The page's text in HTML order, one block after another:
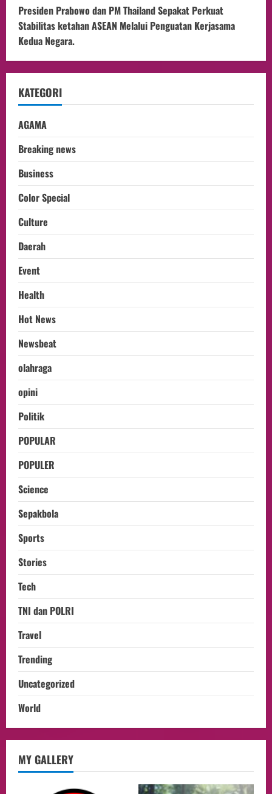
Presiden Prabowo dan PM Thailand Sepakat Perkuat
Stabilitas ketahan ASEAN Melalui Penguatan Kerjasama
Kedua Negara.
KATEGORI
AGAMA
Breaking news
Business
Color Special
Culture
Daerah
Event
Health
Hot News
Newsbeat
olahraga
opini
Politik
POPULAR
POPULER
Science
Sepakbola
Sports
Stories
Tech
TNI dan POLRI
Travel
Trending
Uncategorized
World
MY GALLERY